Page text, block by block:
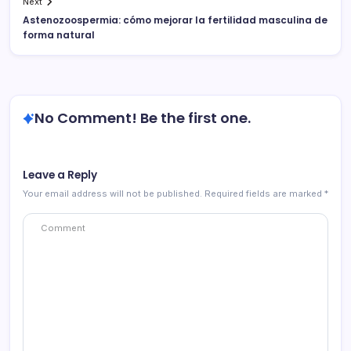
Astenozoospermia: cómo mejorar la fertilidad masculina de
forma natural
No Comment! Be the first one.
Leave a Reply
Your email address will not be published. Required fields are marked *